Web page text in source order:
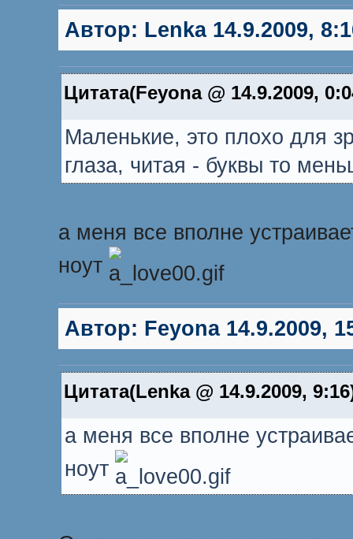
Автор: Lenka14.9.2009,
Цитата(Feyona @ 14.9.2009,
Маленькие, это плохо для
глаза, читая - буквы то
а меня все вполне
ноут
Автор: Feyona14.9.2009,
Цитата(Lenka @ 14.9.2009,
а меня все вполне
ноут